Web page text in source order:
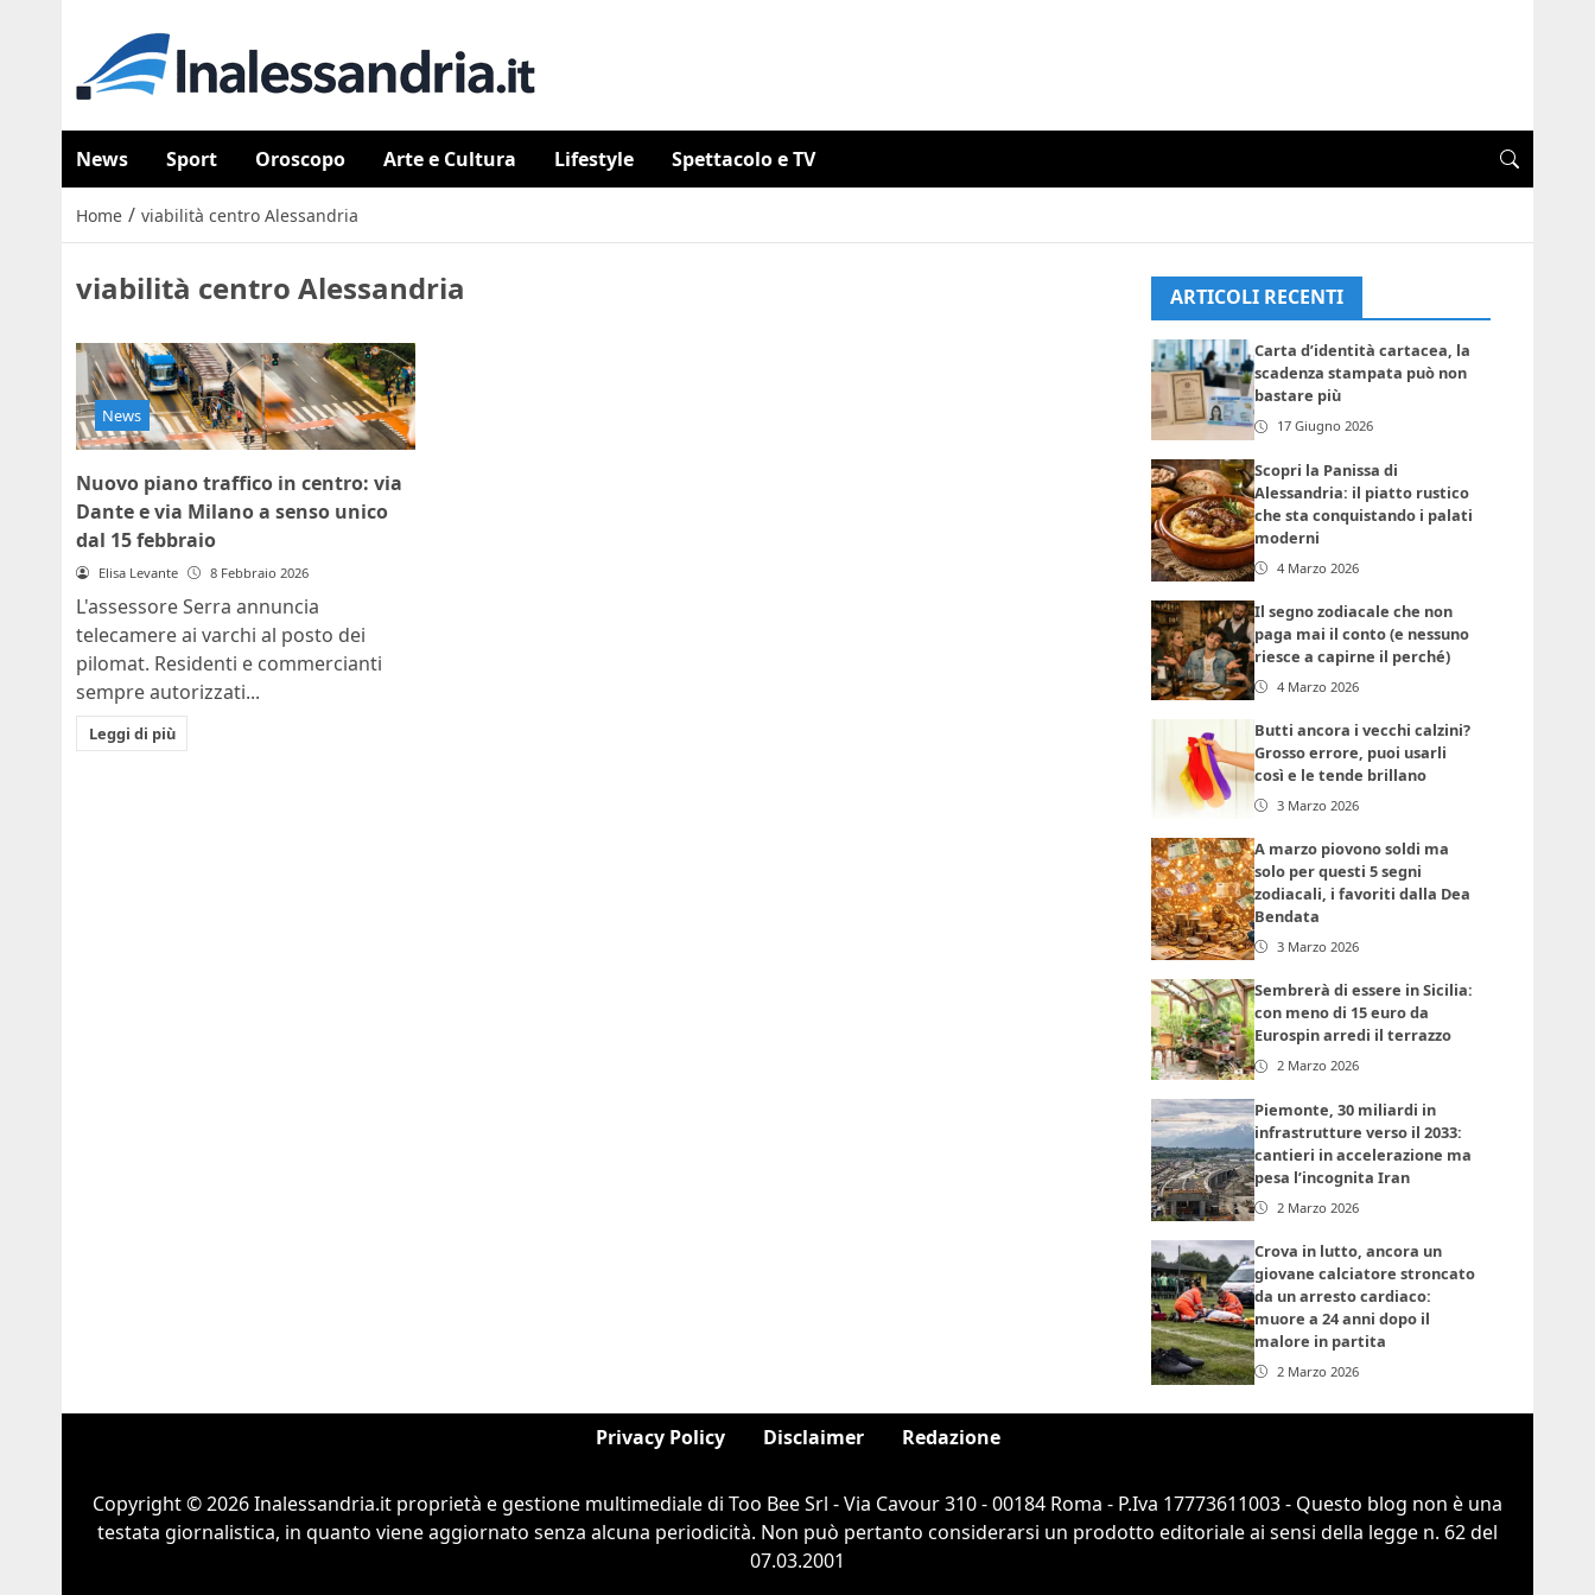
News Sport Oroscopo Arte e Cultura Lifestyle Spettacolo e TV
Home / viabilità centro Alessandria
viabilità centro Alessandria
News
Nuovo piano traffico in centro: via
Dante e via Milano a senso unico
dal 15 febbraio
Elisa Levante 8 Febbraio 2026
L'assessore Serra annuncia
telecamere ai varchi al posto dei
pilomat. Residenti e commercianti
sempre autorizzati...
Leggi di più
ARTICOLI RECENTI
Carta d’identità cartacea, la
scadenza stampata può non
bastare più
17 Giugno 2026
Scopri la Panissa di
Alessandria: il piatto rustico
che sta conquistando i palati
moderni
4 Marzo 2026
Il segno zodiacale che non
paga mai il conto (e nessuno
riesce a capirne il perché)
4 Marzo 2026
Butti ancora i vecchi calzini?
Grosso errore, puoi usarli
così e le tende brillano
3 Marzo 2026
A marzo piovono soldi ma
solo per questi 5 segni
zodiacali, i favoriti dalla Dea
Bendata
3 Marzo 2026
Sembrerà di essere in Sicilia:
con meno di 15 euro da
Eurospin arredi il terrazzo
2 Marzo 2026
Piemonte, 30 miliardi in
infrastrutture verso il 2033:
cantieri in accelerazione ma
pesa l’incognita Iran
2 Marzo 2026
Crova in lutto, ancora un
giovane calciatore stroncato
da un arresto cardiaco:
muore a 24 anni dopo il
malore in partita
2 Marzo 2026
Privacy Policy Disclaimer Redazione
Copyright © 2026 Inalessandria.it proprietà e gestione multimediale di Too Bee Srl - Via Cavour 310 - 00184 Roma - P.Iva 17773611003 - Questo blog non è una
testata giornalistica, in quanto viene aggiornato senza alcuna periodicità. Non può pertanto considerarsi un prodotto editoriale ai sensi della legge n. 62 del
07.03.2001